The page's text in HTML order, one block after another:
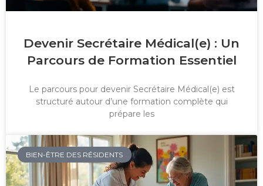
Devenir Secrétaire Médical(e) : Un
Parcours de Formation Essentiel
Le parcours pour devenir Secrétaire Médical(e) est
structuré autour d’une formation complète qui
prépare les
BIEN-ÊTRE DES RÉSIDENTS